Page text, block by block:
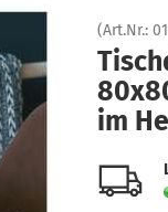
(Art.Nr.:
im